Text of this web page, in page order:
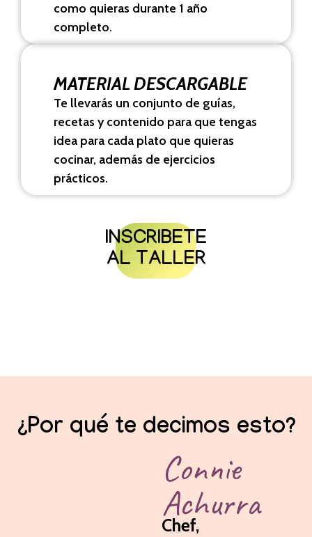
como quieras durante 1 año
completo.
MATERIAL DESCARGABLE
Te llevarás un conjunto de guías,
recetas y contenido para que tengas
idea para cada plato que quieras
cocinar, además de ejercicios
prácticos.
INSCRIBETE
AL TALLER
¿Por qué te decimos esto?
Connie
Achurra
Chef,